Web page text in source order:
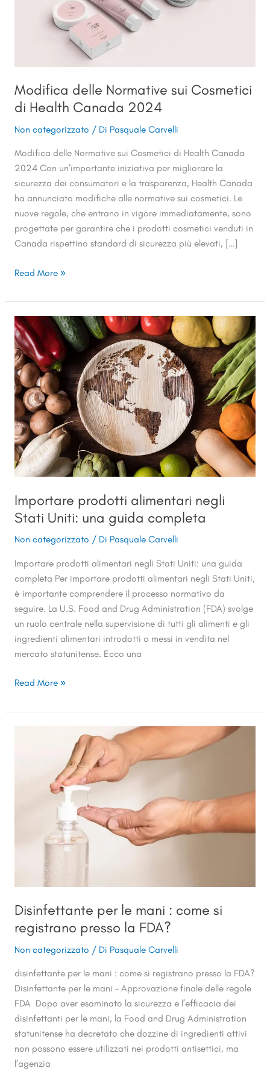
Modifica delle Normative sui Cosmetici
di Health Canada 2024
Non categorizzato / Di Pasquale Carvelli
Modifica delle Normative sui Cosmetici di Health Canada
2024 Con un’importante iniziativa per migliorare la
sicurezza dei consumatori e la trasparenza, Health Canada
ha annunciato modifiche alle normative sui cosmetici. Le
nuove regole, che entrano in vigore immediatamente, sono
progettate per garantire che i prodotti cosmetici venduti in
Canada rispettino standard di sicurezza più elevati, […]
Read More »
Importare prodotti alimentari negli
Stati Uniti: una guida completa
Non categorizzato / Di Pasquale Carvelli
Importare prodotti alimentari negli Stati Uniti: una guida
completa Per importare prodotti alimentari negli Stati Uniti,
è importante comprendere il processo normativo da
seguire. La U.S. Food and Drug Administration (FDA) svolge
un ruolo centrale nella supervisione di tutti gli alimenti e gli
ingredienti alimentari introdotti o messi in vendita nel
mercato statunitense. Ecco una
Importare
prodotti
alimentari
negli
Stati
Uniti:
una
guida
completa
Read More »
Disinfettante per le mani : come si
registrano presso la FDA?
Non categorizzato / Di Pasquale Carvelli
disinfettante per le mani : come si registrano presso la FDA?
Disinfettante per le mani – Approvazione finale delle regole
FDA Dopo aver esaminato la sicurezza e l’efficacia dei
disinfettanti per le mani, la Food and Drug Administration
statunitense ha decretato che dozzine di ingredienti attivi
non possono essere utilizzati nei prodotti antisettici, ma
l’agenzia
registrano